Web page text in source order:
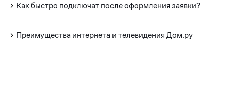
Как быстро подключат после оформления заявки?
Преимущества интернета и телевидения Дом.ру